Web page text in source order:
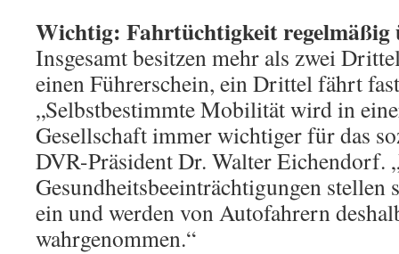
Wichtig: Fahrtüchtigkeit regelmäßig
Insgesamt besitzen mehr als zwei
einen Führerschein, ein Drittel fährt
„Selbstbestimmte Mobilität wird in
Gesellschaft immer wichtiger für das
DVR-Präsident Dr. Walter Eichendorf.
Gesundheitsbeeinträchtigungen stellen
ein und werden von Autofahrern
wahrgenommen.“